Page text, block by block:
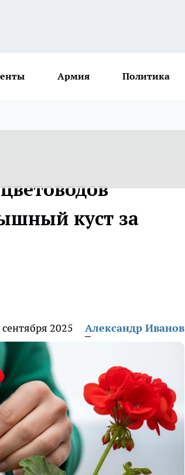
Армия Политика
куст за
сентября 2025 Александр Иванов